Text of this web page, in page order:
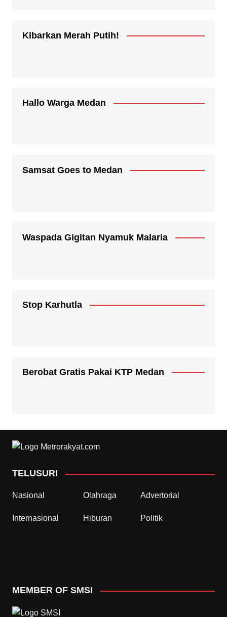
Kibarkan Merah Putih!
Hallo Warga Medan
Samsat Goes to Medan
Waspada Gigitan Nyamuk Malaria
Stop Karhutla
Berobat Gratis Pakai KTP Medan
TELUSURI
Nasional Olahraga Advertorial
Internasional Hiburan Politik
MEMBER OF SMSI